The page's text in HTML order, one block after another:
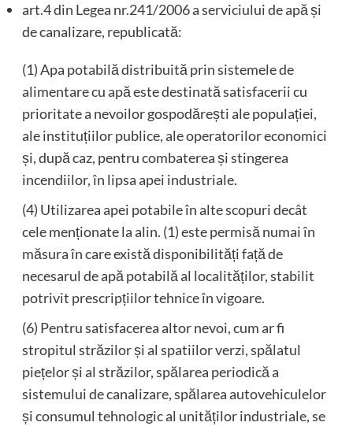
art.4 din Legea nr.241/2006 a serviciului de apă și
de canalizare, republicată:
(1) Apa potabilă distribuită prin sistemele de
alimentare cu apă este destinată satisfacerii cu
prioritate a nevoilor gospodărești ale populației,
ale instituțiilor publice, ale operatorilor economici
și, după caz, pentru combaterea și stingerea
incendiilor, în lipsa apei industriale.
(4) Utilizarea apei potabile în alte scopuri decât
cele menționate la alin. (1) este permisă numai în
măsura în care există disponibilități față de
necesarul de apă potabilă al localităților, stabilit
potrivit prescripțiilor tehnice în vigoare.
(6) Pentru satisfacerea altor nevoi, cum ar fi
stropitul străzilor și al spatiilor verzi, spălatul
piețelor și al străzilor, spălarea periodică a
sistemului de canalizare, spălarea autovehiculelor
și consumul tehnologic al unităților industriale, se